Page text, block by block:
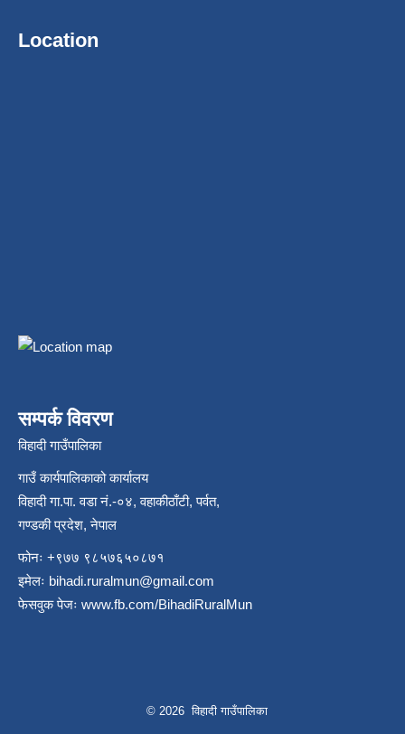
Location
सम्पर्क विवरण
विहादी गाउँपालिका
गाउँ कार्यपालिकाको कार्यालय
विहादी गा.पा. वडा नं.-०४, वहाकीठाँटी, पर्वत,
गण्डकी प्रदेश, नेपाल
फोनः +९७७ ९८५७६५०८७१
इमेलः bihadi.ruralmun@gmail.com
फेसवुक पेजः www.fb.com/BihadiRuralMun
© 2026 विहादी गाउँपालिका